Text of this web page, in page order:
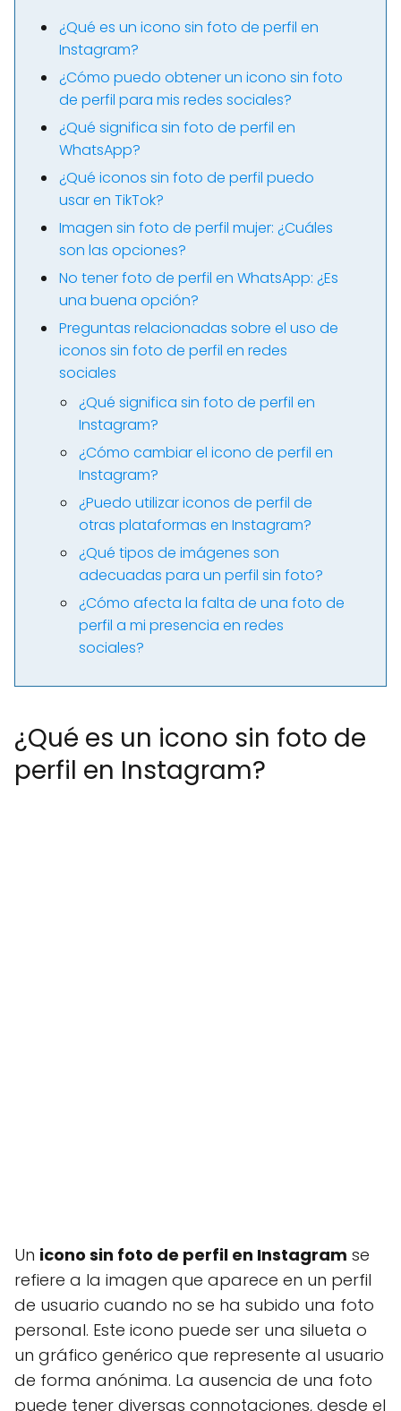
¿Qué es un icono sin foto de perfil en
Instagram?
¿Cómo puedo obtener un icono sin foto
de perfil para mis redes sociales?
¿Qué significa sin foto de perfil en
WhatsApp?
¿Qué iconos sin foto de perfil puedo
usar en TikTok?
Imagen sin foto de perfil mujer: ¿Cuáles
son las opciones?
No tener foto de perfil en WhatsApp: ¿Es
una buena opción?
Preguntas relacionadas sobre el uso de
iconos sin foto de perfil en redes
sociales
¿Qué significa sin foto de perfil en
Instagram?
¿Cómo cambiar el icono de perfil en
Instagram?
¿Puedo utilizar iconos de perfil de
otras plataformas en Instagram?
¿Qué tipos de imágenes son
adecuadas para un perfil sin foto?
¿Cómo afecta la falta de una foto de
perfil a mi presencia en redes
sociales?
¿Qué es un icono sin foto de
perfil en Instagram?
Un icono sin foto de perfil en Instagram se
refiere a la imagen que aparece en un perfil
de usuario cuando no se ha subido una foto
personal. Este icono puede ser una silueta o
un gráfico genérico que represente al usuario
de forma anónima. La ausencia de una foto
puede tener diversas connotaciones, desde el